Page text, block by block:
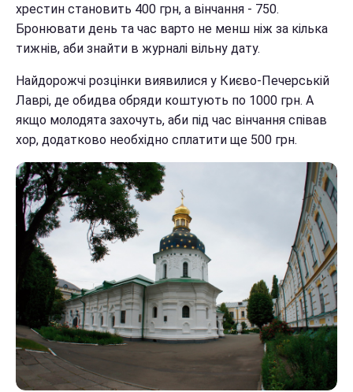
хрестин становить 400 грн, а вінчання - 750.
Бронювати день та час варто не менш ніж за кілька
тижнів, аби знайти в журналі вільну дату.
Найдорожчі розцінки виявилися у Києво-Печерській
Лаврі, де обидва обряди коштують по 1000 грн. А
якщо молодята захочуть, аби під час вінчання співав
хор, додатково необхідно сплатити ще 500 грн.